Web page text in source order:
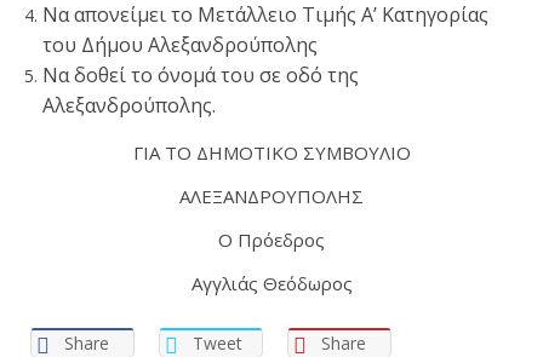
Να απονείμει το Μετάλλειο Τιμής Α’ Κατηγορίας
του Δήμου Αλεξανδρούπολης
Να δοθεί το όνομά του σε οδό της
Αλεξανδρούπολης.
ΓΙΑ ΤΟ ΔΗΜΟΤΙΚΟ ΣΥΜΒΟΥΛΙΟ
ΑΛΕΞΑΝΔΡΟΥΠΟΛΗΣ
Ο Πρόεδρος
Αγγλιάς Θεόδωρος
Share Tweet Share